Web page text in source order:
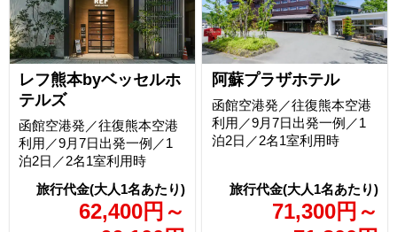
レフ熊本byベッセルホ
テルズ
62,400円 ～
函館空港発／往復熊本空港
利用／9月7日出発一例／1
泊2日／2名1室利用時
阿蘇プラザホテル
71,300円 ～
函館空港発／往復熊本空港
利用／9月7日出発一例／1
泊2日／2名1室利用時